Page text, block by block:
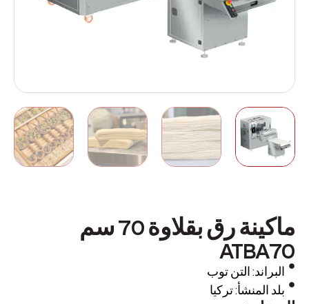
ماكينة رق بقلاوة 70 سم
ATBA70
البراند: التن توب
بلد المنشأ: تركيا